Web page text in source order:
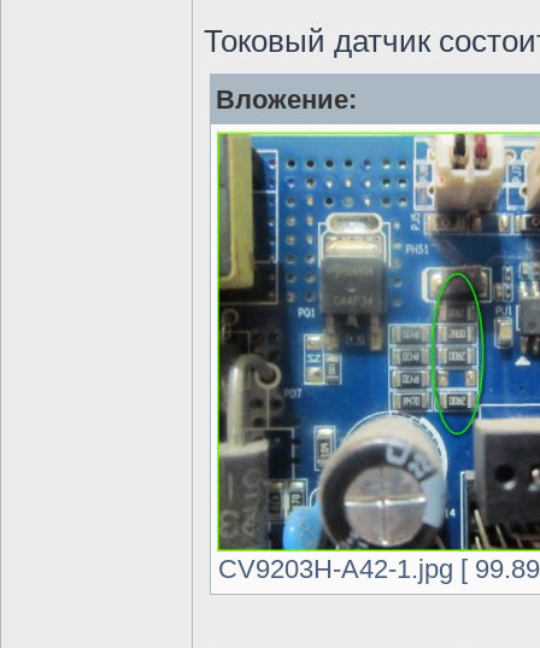
Токовый датчик
Вложение:
CV9203H-A42-1.jpg [